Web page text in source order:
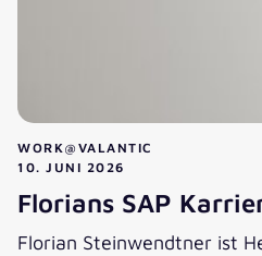
WORK@VALANTIC
10. JUNI 2026
Florians SAP
Florian Steinwendtner ist